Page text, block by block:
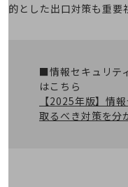
業務効率化
職場環境整備
地域共創・地方創生
セキュリティ対策
的とした出口対策も重要
■情報セキュリテ
はこちら
【2025年版】情
取るべき対策を分